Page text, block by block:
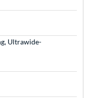
Ultrawide-